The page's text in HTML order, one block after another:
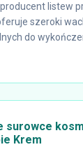
listew
szeroki
do
surowce
Krem